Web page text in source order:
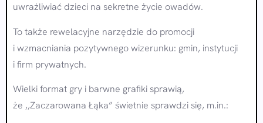
uwrażliwiać dzieci na sekretne życie owadów.
To także rewelacyjne narzędzie do promocji
i wzmacniania pozytywnego wizerunku: gmin, instytucji
i firm prywatnych.
Wielki format gry i barwne grafiki sprawią,
że ,,Zaczarowana Łąka” świetnie sprawdzi się, m.in.: